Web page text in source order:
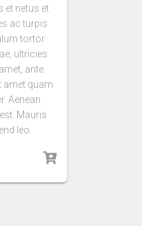
et netus et
ac turpis
tortor
ultricies
ante.
amet quam
Aenean
Mauris
leo.